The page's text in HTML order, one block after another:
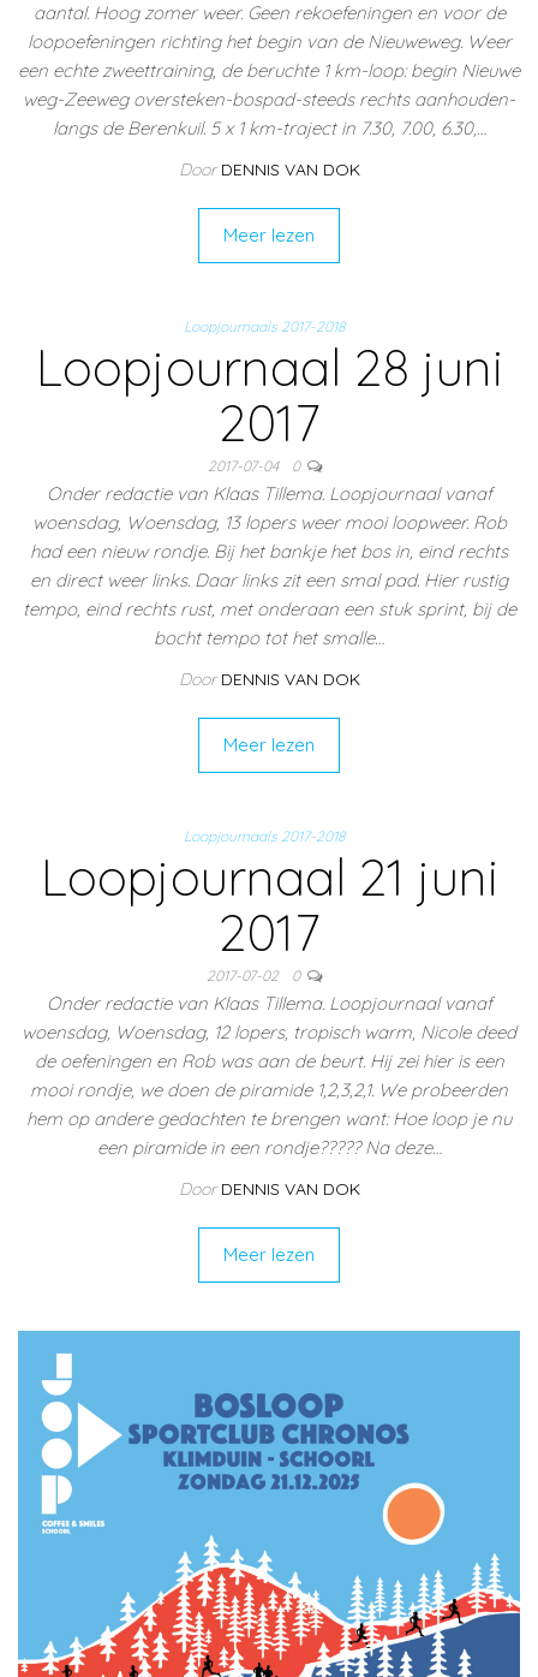
aantal. Hoog zomer weer. Geen rekoefeningen en voor de
loopoefeningen richting het begin van de Nieuweweg. Weer
een echte zweettraining, de beruchte 1 km-loop: begin Nieuwe
weg-Zeeweg oversteken-bospad-steeds rechts aanhouden-
langs de Berenkuil. 5 x 1 km-traject in 7.30, 7.00, 6.30,…
Door DENNIS VAN DOK
Meer lezen
Loopjournaals 2017-2018
Loopjournaal 28 juni
2017
2017-07-04 0
Onder redactie van Klaas Tillema. Loopjournaal vanaf
woensdag, Woensdag, 13 lopers weer mooi loopweer. Rob
had een nieuw rondje. Bij het bankje het bos in, eind rechts
en direct weer links. Daar links zit een smal pad. Hier rustig
tempo, eind rechts rust, met onderaan een stuk sprint, bij de
bocht tempo tot het smalle…
Door DENNIS VAN DOK
Meer lezen
Loopjournaals 2017-2018
Loopjournaal 21 juni
2017
2017-07-02 0
Onder redactie van Klaas Tillema. Loopjournaal vanaf
woensdag, Woensdag, 12 lopers, tropisch warm, Nicole deed
de oefeningen en Rob was aan de beurt. Hij zei hier is een
mooi rondje, we doen de piramide 1,2,3,2,1. We probeerden
hem op andere gedachten te brengen want: Hoe loop je nu
een piramide in een rondje????? Na deze…
Door DENNIS VAN DOK
Meer lezen